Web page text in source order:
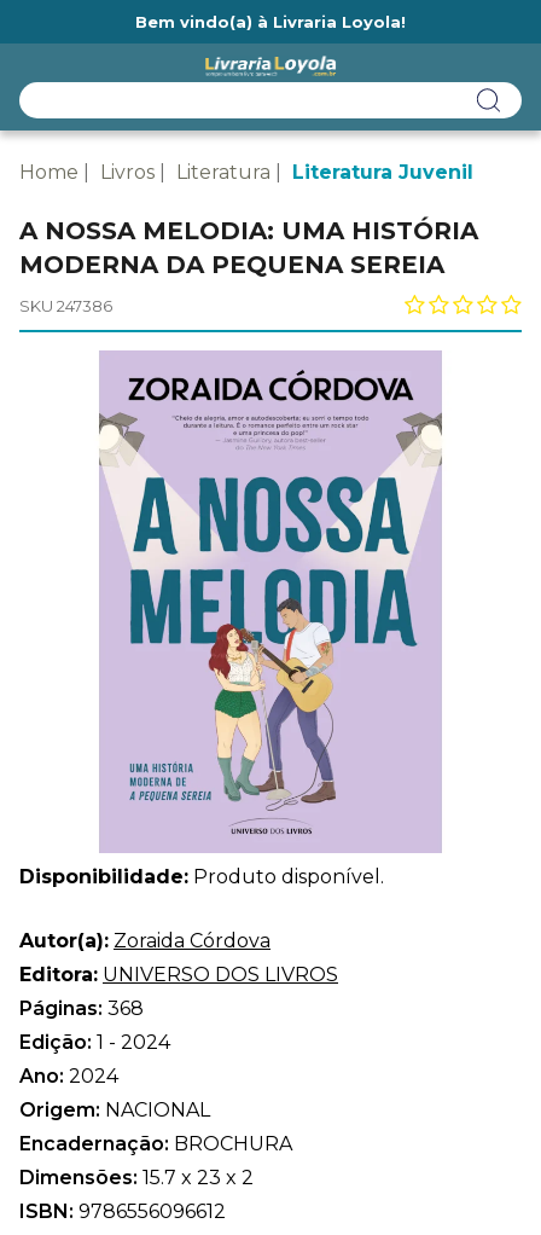
Bem vindo(a) à Livraria Loyola!
Home Livros Literatura Literatura Juvenil
A NOSSA MELODIA: UMA HISTÓRIA
MODERNA DA PEQUENA SEREIA
SKU 247386
Disponibilidade: Produto disponível.
Autor(a): Zoraida Córdova
Editora: UNIVERSO DOS LIVROS
Páginas: 368
Edição: 1 - 2024
Ano: 2024
Origem: NACIONAL
Encadernação: BROCHURA
Dimensões: 15.7 x 23 x 2
ISBN: 9786556096612